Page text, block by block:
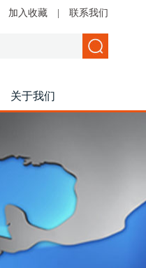
加入收藏 联系我们
关于我们